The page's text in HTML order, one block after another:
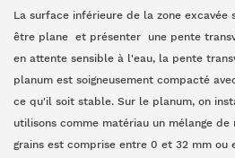
La surface inférieure de la zone
être plane et présenter une pente
en attente sensible à l'eau, la pente
planum est soigneusement compacté
ce qu'il soit stable. Sur le planum, on
utilisons comme matériau un mélange
grains est comprise entre 0 et 32 ​​mm